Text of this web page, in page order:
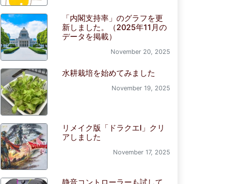
「内閣支持率」のグラフを更
新しました。（2025年11月の
データを掲載）
November 20, 2025
水耕栽培を始めてみました
November 19, 2025
リメイク版「ドラクエI」クリ
アしました
November 17, 2025